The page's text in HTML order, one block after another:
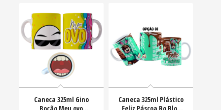
Caneca 325ml Gino
Caneca 325ml Plástico